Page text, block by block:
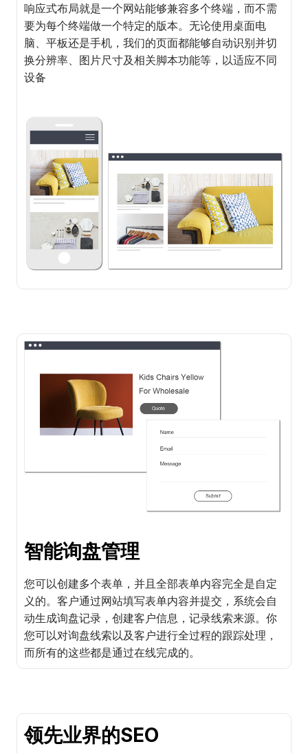
响应式布局就是一个网站能够兼容多个终端，而不需
要为每个终端做一个特定的版本。无论使用桌面电
脑、平板还是手机，我们的页面都能够自动识别并切
换分辨率、图片尺寸及相关脚本功能等，以适应不同
设备
智能询盘管理
您可以创建多个表单，并且全部表单内容完全是自定
义的。客户通过网站填写表单内容并提交，系统会自
动生成询盘记录，创建客户信息，记录线索来源。你
您可以对询盘线索以及客户进行全过程的跟踪处理，
而所有的这些都是通过在线完成的。
领先业界的SEO